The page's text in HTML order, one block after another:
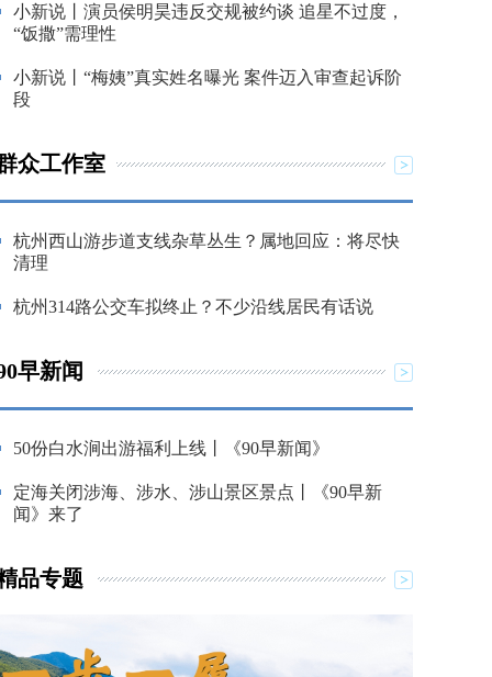
小新说丨演员侯明昊违反交规被约谈 追星不过度，
“饭撒”需理性
小新说丨“梅姨”真实姓名曝光 案件迈入审查起诉阶
段
众工作室
杭州西山游步道支线杂草丛生？属地回应：将尽快
清理
杭州314路公交车拟终止？不少沿线居民有话说
早新闻
50份白水涧出游福利上线丨《90早新闻》
定海关闭涉海、涉水、涉山景区景点丨《90早新
闻》来了
品专题